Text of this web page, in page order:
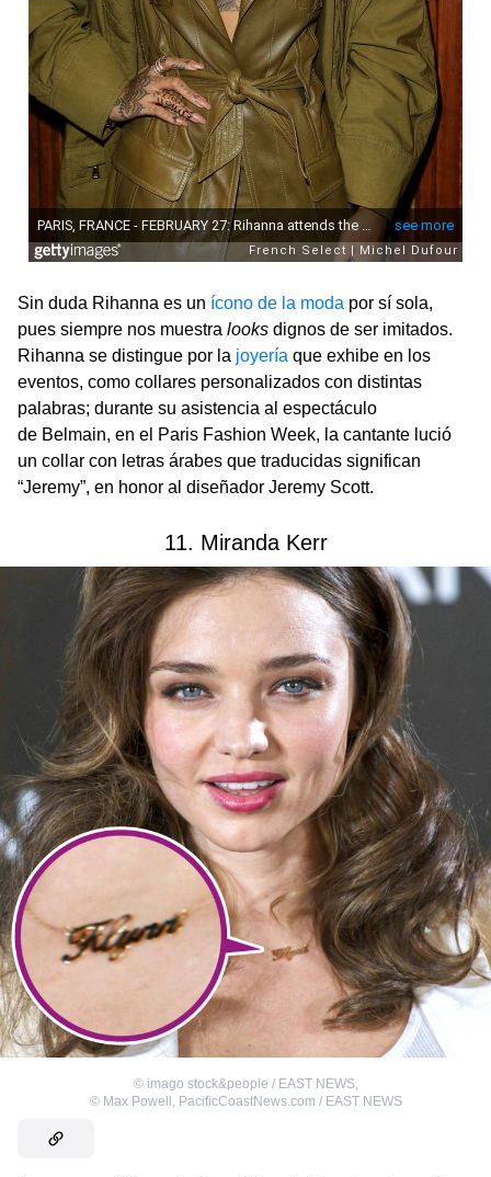
Sin duda Rihanna es un ícono de la moda por sí sola,
pues siempre nos muestra looks dignos de ser imitados.
Rihanna se distingue por la joyería que exhibe en los
eventos, como collares personalizados con distintas
palabras; durante su asistencia al espectáculo
de Belmain, en el Paris Fashion Week, la cantante lució
un collar con letras árabes que traducidas significan
“Jeremy”, en honor al diseñador Jeremy Scott.
11. Miranda Kerr
© imago stock&people / EAST NEWS,
© Max Powell, PacificCoastNews.com / EAST NEWS